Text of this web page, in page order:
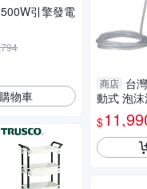
引擎發電
物車
商店 台
動式 泡
價
$